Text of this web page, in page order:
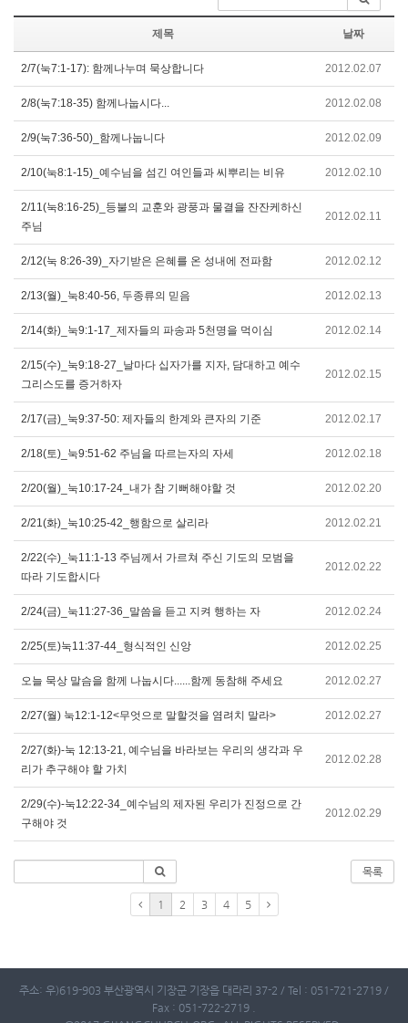
제목 날짜
2/7(눅7:1-17): 함께나누며 묵상합니다 2012.02.07
2/8(눅7:18-35) 함께나눕시다... 2012.02.08
2/9(눅7:36-50)_함께나눕니다 2012.02.09
2/10(눅8:1-15)_예수님을 섬긴 여인들과 씨뿌리는 비유 2012.02.10
2/11(눅8:16-25)_등불의 교훈와 광풍과 물결을 잔잔케하신
주님
2012.02.11
2/12(눅 8:26-39)_자기받은 은혜를 온 성내에 전파함 2012.02.12
2/13(월)_눅8:40-56, 두종류의 믿음 2012.02.13
2/14(화)_눅9:1-17_제자들의 파송과 5천명을 먹이심 2012.02.14
2/15(수)_눅9:18-27_날마다 십자가를 지자, 담대하고 예수
그리스도를 증거하자
2012.02.15
2/17(금)_눅9:37-50: 제자들의 한계와 큰자의 기준 2012.02.17
2/18(토)_눅9:51-62 주님을 따르는자의 자세 2012.02.18
2/20(월)_눅10:17-24_내가 참 기뻐해야할 것 2012.02.20
2/21(화)_눅10:25-42_행함으로 살리라 2012.02.21
2/22(수)_눅11:1-13 주님께서 가르쳐 주신 기도의 모범을
따라 기도합시다
2012.02.22
2/24(금)_눅11:27-36_말씀을 듣고 지켜 행하는 자 2012.02.24
2/25(토)눅11:37-44_형식적인 신앙 2012.02.25
오늘 묵상 말슴을 함께 나눕시다......함께 동참해 주세요 2012.02.27
2/27(월) 눅12:1-12<무엇으로 말할것을 염려치 말라> 2012.02.27
2/27(화)-눅 12:13-21, 예수님을 바라보는 우리의 생각과 우
리가 추구해야 할 가치
2012.02.28
2/29(수)-눅12:22-34_예수님의 제자된 우리가 진정으로 간
구해야 것
2012.02.29
목록
1 2 3 4 5
주소: 우)619-903 부산광역시 기장군 기장읍 대라리 37-2 / Tel : 051-721-2719 /
Fax : 051-722-2719 .